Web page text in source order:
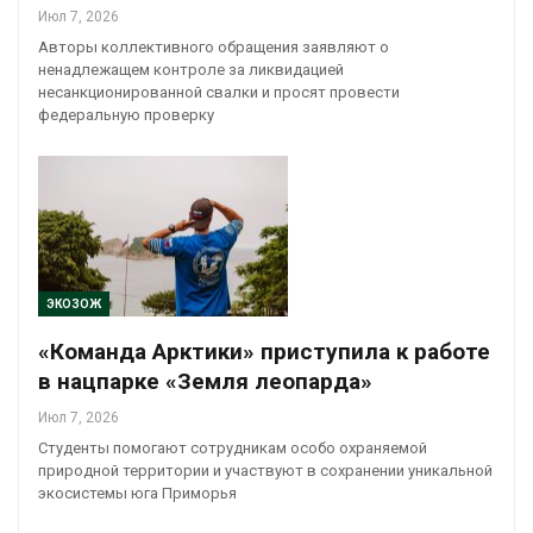
Июл 7, 2026
Авторы коллективного обращения заявляют о
ненадлежащем контроле за ликвидацией
несанкционированной свалки и просят провести
федеральную проверку
ЭКОЗОЖ
«Команда Арктики» приступила к работе
в нацпарке «Земля леопарда»
Июл 7, 2026
Студенты помогают сотрудникам особо охраняемой
природной территории и участвуют в сохранении уникальной
экосистемы юга Приморья